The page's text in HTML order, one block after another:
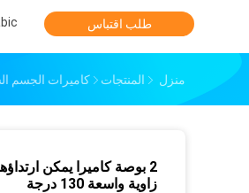
طلب اقتباس
منزل المنتجات كاميرات الجسم
2 بوصة كاميرا يمكن
زاوية واسعة 130 درجة